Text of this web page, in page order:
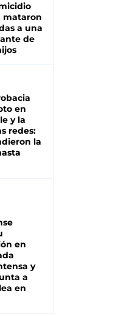
mataron
a una
de
en
y la
redes:
la
en
y
a
en